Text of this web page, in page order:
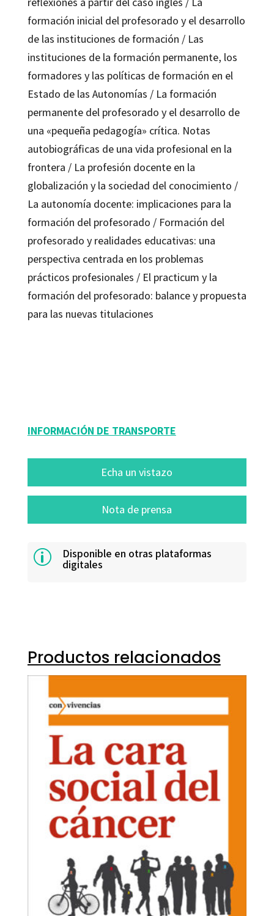
formación inicial del profesorado y el desarrollo
de las instituciones de formación / Las
instituciones de la formación permanente, los
formadores y las políticas de formación en el
Estado de las Autonomías / La formación
permanente del profesorado y el desarrollo de
una «pequeña pedagogía» crítica. Notas
autobiográficas de una vida profesional en la
frontera / La profesión docente en la
globalización y la sociedad del conocimiento /
La autonomía docente: implicaciones para la
formación del profesorado / Formación del
profesorado y realidades educativas: una
perspectiva centrada en los problemas
prácticos profesionales / El practicum y la
formación del profesorado: balance y propuesta
para las nuevas titulaciones
INFORMACIÓN DE TRANSPORTE
Echa un vistazo
Nota de prensa
p Disponible en otras plataformas
digitales
Productos relacionados